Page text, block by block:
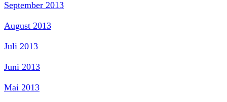
September 2013
August 2013
Juli 2013
Juni 2013
Mai 2013